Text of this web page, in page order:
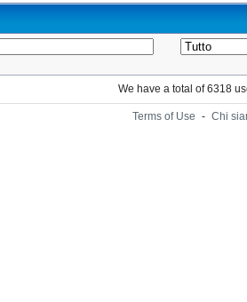
We have a total of 6318
Terms of Use - Chi